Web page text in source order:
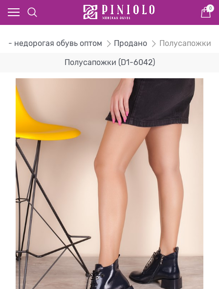
0
- недорогая обувь оптом Продано Полусапожки
Полусапожки (D1-6042)